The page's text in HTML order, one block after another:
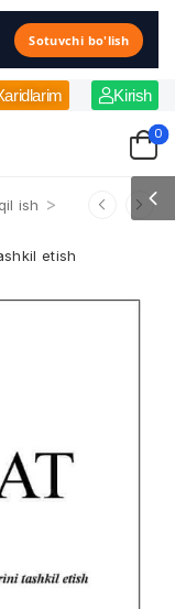
Sotuvchi bo'lish
Kirish
0
ish >
etish